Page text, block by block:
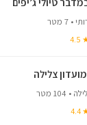
7 מטר
צלילה
104 מטר